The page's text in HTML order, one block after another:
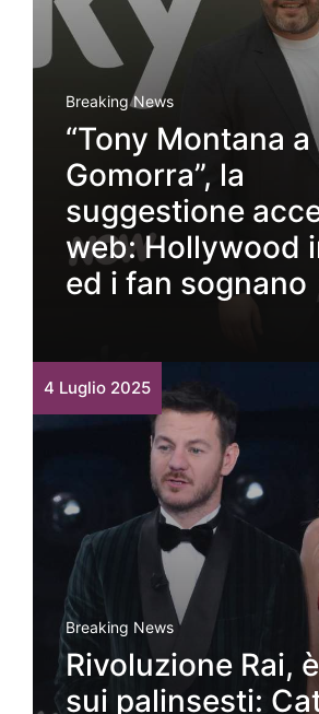
Breaking News
“Tony Montana a
Gomorra”, la
suggestione
web: Hollywood
ed i fan sognano
4 Luglio 2025
Breaking News
Rivoluzione Rai,
sui palinsesti: